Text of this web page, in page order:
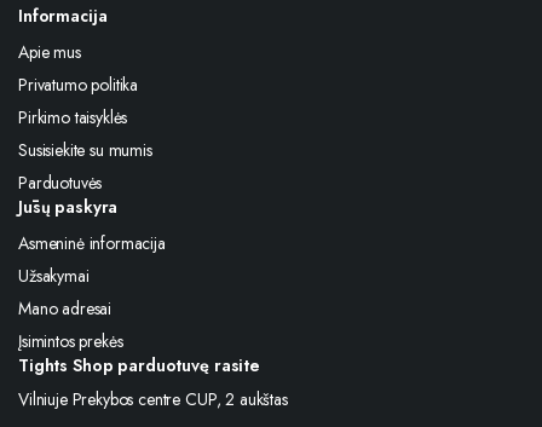
Informacija
Apie mus
Privatumo politika
Pirkimo taisyklės
Susisiekite su mumis
Parduotuvės
Jūsų paskyra
Asmeninė informacija
Užsakymai
Mano adresai
Įsimintos prekės
Tights Shop parduotuvę rasite
Vilniuje Prekybos centre CUP, 2 aukštas